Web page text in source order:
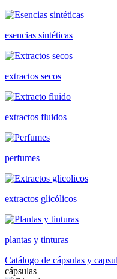
esencias sintéticas
extractos secos
extractos fluidos
perfumes
extractos glicólicos
plantas y tinturas
Catálogo de cápsulas y
cápsulas